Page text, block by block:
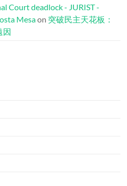
Court deadlock - JURIST -
Mesaon 突破民主天花板：
因